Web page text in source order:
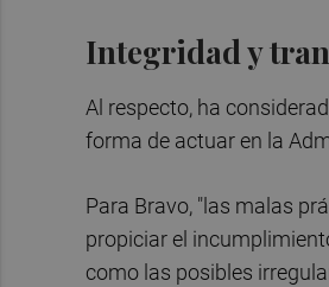
Integridad y
Al respecto, ha
forma de actuar en la
Para Bravo, "las malas
propiciar el
como las posibles